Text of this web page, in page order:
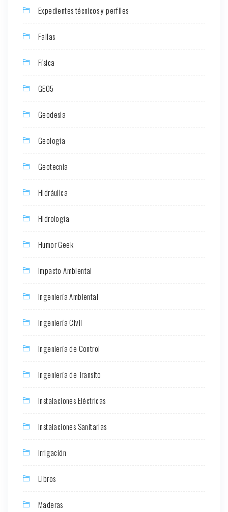
Expedientes técnicos y perfiles
Fallas
Física
GEO5
Geodesia
Geología
Geotecnia
Hidráulica
Hidrología
Humor Geek
Impacto Ambiental
Ingeniería Ambiental
Ingeniería Civil
Ingeniería de Control
Ingeniería de Transito
Instalaciones Eléctricas
Instalaciones Sanitarias
Irrigación
Libros
Maderas